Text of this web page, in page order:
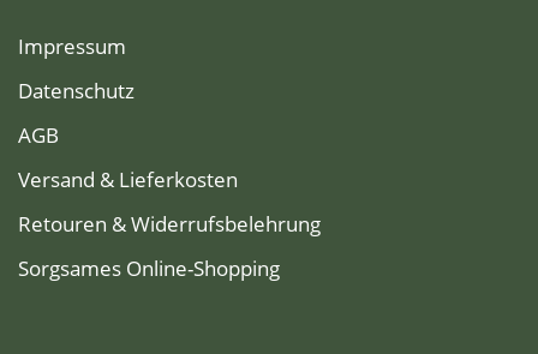
Impressum
Datenschutz
AGB
Versand & Lieferkosten
Retouren & Widerrufsbelehrung
Sorgsames Online-Shopping